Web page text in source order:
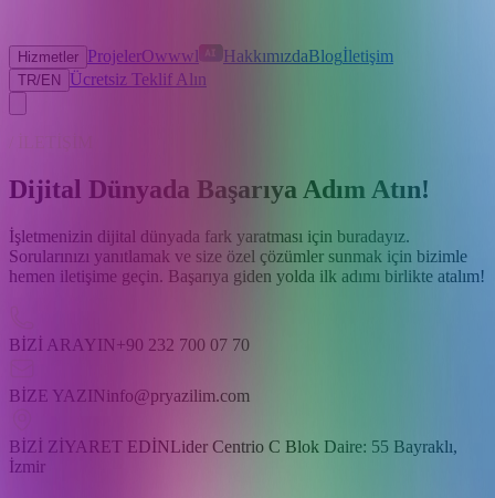
Hizmetler ProjelerOwwwl HakkımızdaBlogİletişim
TR/EN Ücretsiz Teklif Alın
Dijital Dünyada Başarıya Adım Atın!
İşletmenizin dijital dünyada fark yaratması için buradayız.
Sorularınızı yanıtlamak ve size özel çözümler sunmak için bizimle
hemen iletişime geçin. Başarıya giden yolda ilk adımı birlikte atalım!
BİZİ ARAYIN+90 232 700 07 70
BİZE YAZINinfo@pryazilim.com
BİZİ ZİYARET EDİNLider Centrio C Blok Daire: 55 Bayraklı,
İzmir